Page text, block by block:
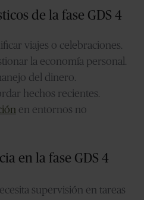
de la fase GDS 4
viajes o celebraciones.
la economía personal.
del dinero.
hechos recientes.
en entornos no
en la fase GDS 4
supervisión en tareas